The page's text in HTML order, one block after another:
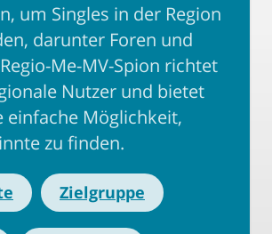
um Singles in der Region
darunter Foren und
Me-MV-Spion richtet
Nutzer und bietet
einfache Möglichkeit,
zu finden.
Zielgruppe